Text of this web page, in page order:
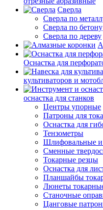
Сверла
Сверла по
Сверла по бетону
Сверла по дереву
Оснастка для
культиваторов и
оснастка для станков
Центры упорные
Патроны для
Оснастка для
Тензометры
Шлифовальные и
Сменные
Токарные резцы
Оснастка для
Планшайбы
Люнеты
Станочные
Цанговые